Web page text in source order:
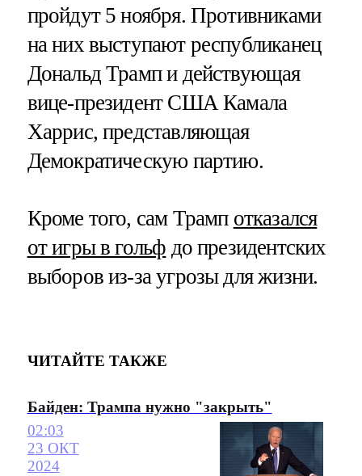
пройдут 5 ноября. Противниками
на них выступают республиканец
Дональд Трамп и действующая
вице-президент США Камала
Харрис, представляющая
Демократическую партию.
Кроме того, сам Трамп отказался
от игры в гольф до президентских
выборов из-за угрозы для жизни.
ЧИТАЙТЕ ТАКЖЕ
Байден: Трампа нужно "закрыть"
02:03
23 ОКТ
2024